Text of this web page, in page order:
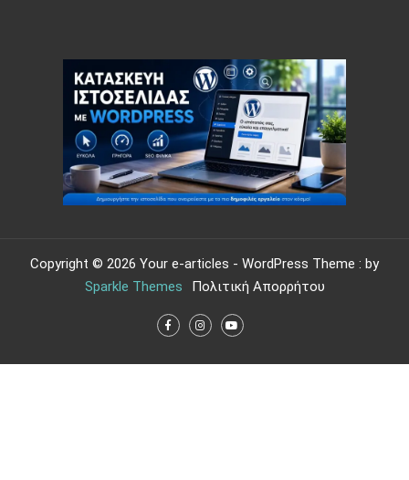
Copyright © 2026 Your e-articles - WordPress Theme : by
Sparkle Themes
Πολιτική Απορρήτου